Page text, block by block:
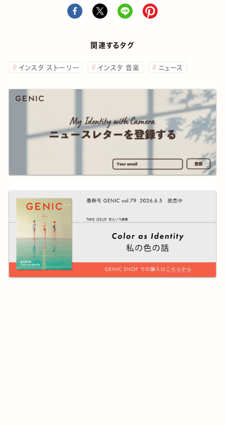
関連するタグ
インスタ ストーリー インスタ 音楽 ニュース